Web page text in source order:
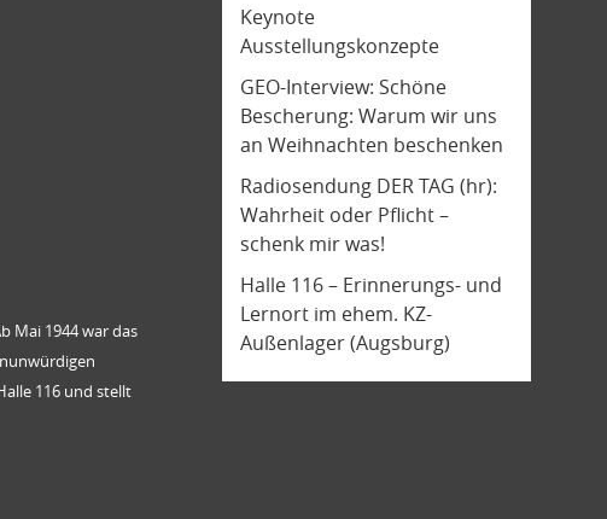
Mai 1944 war das
116 und stellt
Keynote
Ausstellungskonzepte
GEO-Interview: Schöne
Bescherung: Warum wir uns
an Weihnachten beschenken
Radiosendung DER TAG (hr):
Wahrheit oder Pflicht –
schenk mir was!
Halle 116 – Erinnerungs- und
Lernort im ehem. KZ-
Außenlager (Augsburg)